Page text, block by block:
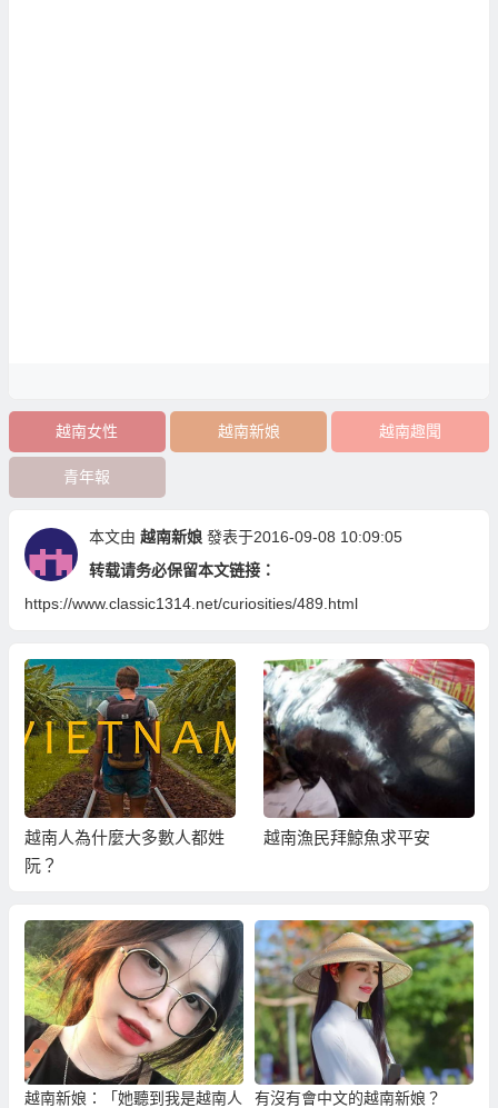
越南女性 越南新娘 越南趣聞
青年報
本文由 越南新娘 發表于2016-09-08 10:09:05
转载请务必保留本文链接：
https://www.classic1314.net/curiosities/489.html
越南人為什麼大多數人都姓
阮？
越南漁民拜鯨魚求平安
越南新娘：「她聽到我是越南人
有沒有會中文的越南新娘？